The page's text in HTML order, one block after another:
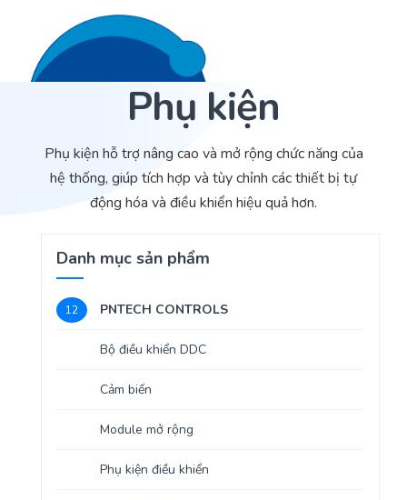
Giới thiệu
Cảm biến ACI
Cung cấp giải pháp quản lý cho toà nhà (BMS)
Bảo trì – Bảo dưỡng hệ thống
Tư vấn – Thiết kế – Cung cấp thiết bị HVAC
Sản phẩm
Yêu cầu báo giá
Phụ kiện
Phụ kiện hỗ trợ nâng cao và mở rộng chức năng của
hệ thống, giúp tích hợp và tùy chỉnh các thiết bị tự
động hóa và điều khiển hiệu quả hơn.
Danh mục sản phẩm
12 PNTECH CONTROLS
Bộ điều khiển DDC
Cảm biến
Module mở rộng
Phụ kiện điều khiển